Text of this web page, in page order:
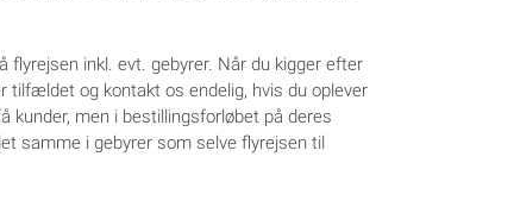
flyrejsen inkl. evt. gebyrer. Når du kigger efter
tilfældet og kontakt os endelig, hvis du oplever
kunder, men i bestillingsforløbet på deres
samme i gebyrer som selve flyrejsen til